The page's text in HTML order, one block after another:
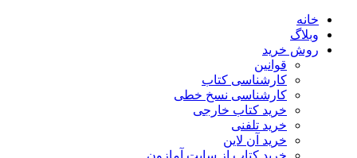
خانه
وبلاگ
روش خرید
قوانین
کارشناسی کتاب
کارشناسی نسخ خطی
خرید کتاب خارجی
خرید تلفنی
خرید آن لاین